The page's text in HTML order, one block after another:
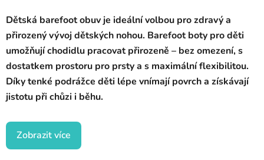
Dětská barefoot obuv je ideální volbou pro zdravý a
přirozený vývoj dětských nohou. Barefoot boty pro děti
umožňují chodidlu pracovat přirozeně – bez omezení, s
dostatkem prostoru pro prsty a s maximální flexibilitou.
Díky tenké podrážce děti lépe vnímají povrch a získávají
jistotu při chůzi i běhu.
Zobrazit více